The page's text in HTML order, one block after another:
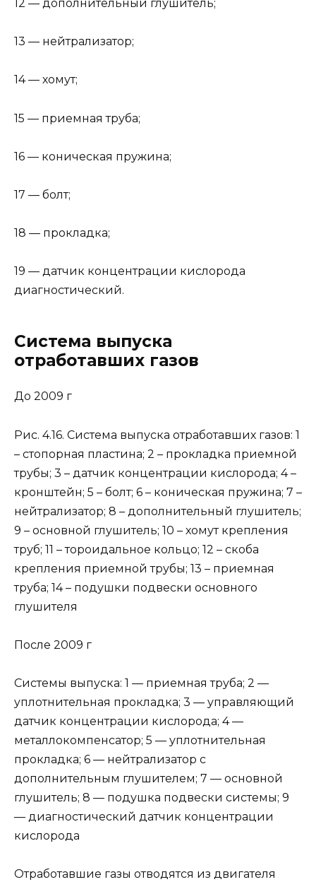
12 — дополнительный глушитель;
13 — нейтрализатор;
14 — хомут;
15 — приемная труба;
16 — коническая пружина;
17 — болт;
18 — прокладка;
19 — датчик концентрации кислорода
диагностический.
Система выпуска
отработавших газов
До 2009 г
Рис. 4.16. Система выпуска отработавших газов: 1
– стопорная пластина; 2 – прокладка приемной
трубы; 3 – датчик концентрации кислорода; 4 –
кронштейн; 5 – болт; 6 – коническая пружина; 7 –
нейтрализатор; 8 – дополнительный глушитель;
9 – основной глушитель; 10 – хомут крепления
труб; 11 – тороидальное кольцо; 12 – скоба
крепления приемной трубы; 13 – приемная
труба; 14 – подушки подвески основного
глушителя
После 2009 г
Системы выпуска: 1 — приемная труба; 2 —
уплотнительная прокладка; 3 — управляющий
датчик концентрации кислорода; 4 —
металлокомпенсатор; 5 — уплотнительная
прокладка; 6 — нейтрализатор с
дополнительным глушителем; 7 — основной
глушитель; 8 — подушка подвески системы; 9
— диагностический датчик концентрации
кислорода
Отработавшие газы отводятся из двигателя